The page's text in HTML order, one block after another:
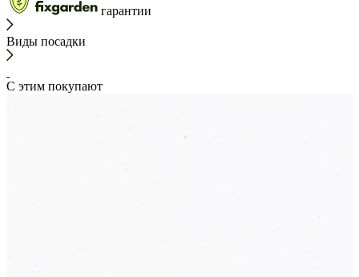
гарантии
Виды посадки
С этим покупают